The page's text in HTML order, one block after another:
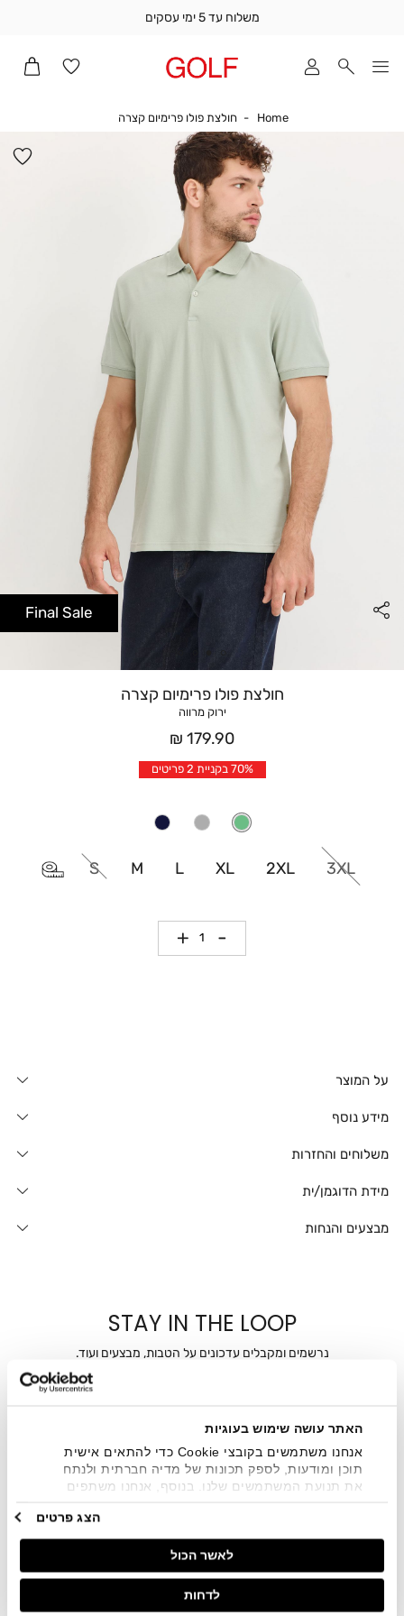
האתר עושה שימוש בעוגיות
אנחנו משתמשים בקובצי Cookie כדי להתאים אישית
תוכן ומודעות, לספק תכונות של מדיה חברתית ולנתח
את תנועת המשתמשים שלנו. בנוסף, אנחנו משתפים
מתחומי המדיה החברתית, הפרסום וניתוח הנתונים.
גורמים אלה עשויים לשלב את הנתונים האלה עם מידע
אחר שסיפקתם או שהם אספו בעקבות השימוש שעשיתם
בשירותים שלהם.
הצג פרטים
לאשר הכול
לדחות
משלוח עד 5 ימי עסקים
Home
Homeחולצת פולו פרימיום קצרה
חולצת פולו פרימיום קצרה
ירוק מרווה
מחיר
אחרי
הנחה
179.90 ₪
70% בקניית 2 פריטים
S M L XL 2XL 3XL
כמות
על המוצר
מידע נוסף
משלוחים והחזרות
מידת הדוגמן/ית
מבצעים והנחות
Final Sale
STAY IN THE LOOP
נרשמים ומקבלים עדכונים על הטבות, מבצעים ועוד.
אני מאשר/ת ומסכימ/ה לקבלת דיוור ישיר, הודעות ופרסומים
שיווקיים בכלל פרטי הקשר המצויים בידי החברה ובכלל זה דוא"ל
SMS ועוד. המידע ייאסף בהתאם למדיניות הפרטיות של החברה.
" צפייה במדיניות הפרטיות ".
חנויות